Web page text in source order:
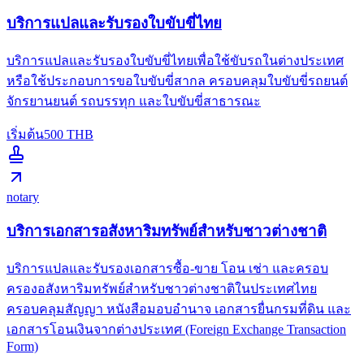
บริการแปลและรับรองใบขับขี่ไทย
บริการแปลและรับรองใบขับขี่ไทยเพื่อใช้ขับรถในต่างประเทศ
หรือใช้ประกอบการขอใบขับขี่สากล ครอบคลุมใบขับขี่รถยนต์
จักรยานยนต์ รถบรรทุก และใบขับขี่สาธารณะ
เริ่มต้น500 THB
notary
บริการเอกสารอสังหาริมทรัพย์สำหรับชาวต่างชาติ
บริการแปลและรับรองเอกสารซื้อ-ขาย โอน เช่า และครอบ
ครองอสังหาริมทรัพย์สำหรับชาวต่างชาติในประเทศไทย
ครอบคลุมสัญญา หนังสือมอบอำนาจ เอกสารยื่นกรมที่ดิน และ
เอกสารโอนเงินจากต่างประเทศ (Foreign Exchange Transaction
Form)